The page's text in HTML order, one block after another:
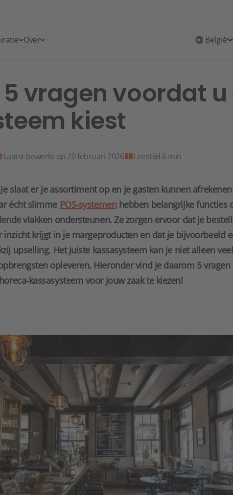
Over België
5 vragen voordat u
kiest
Laatst bewerkt op 20 februari 2026 Leestijd 6 min
slaat er je assortiment op en je gasten kunnen
écht slimme POS-systemen hebben belangrijke functies
vlakken ondersteunen. Ze zorgen ervoor dat je
krijgt in je margeproducten en dat je bijvoorbeeld
upselling. Het juiste kassasysteem kan je niet alleen
opleveren. Hieronder vind je daarom 5 vragen
kassasysteem voor jouw zaak te kiezen!